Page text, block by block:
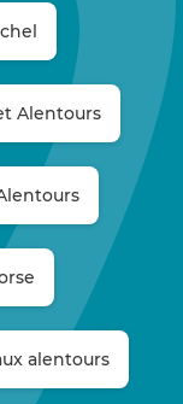
Alentours
alentours